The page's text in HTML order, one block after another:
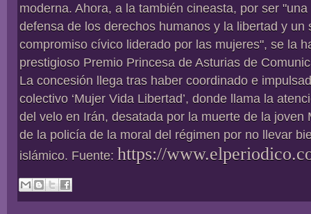
moderna. Ahora, a la también cineasta, por ser
defensa de los derechos humanos y la libertad y un
compromiso cívico liderado por las mujeres", se la
prestigioso Premio Princesa de Asturias de
La concesión llega tras haber coordinado e
colectivo ‘Mujer Vida Libertad’, donde llama la
del velo en Irán, desatada por la muerte de la joven
de la policía de la moral del régimen por no llevar
islámico. Fuente: https://